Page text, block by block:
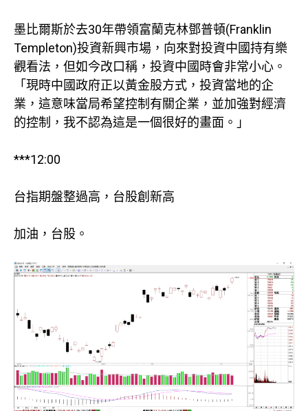
墨比爾斯於去30年帶領富蘭克林鄧普頓(Franklin
Templeton)投資新興市場，向來對投資中國持有樂
觀看法，但如今改口稱，投資中國時會非常小心。
「現時中國政府正以黃金股方式，投資當地的企
業，這意味當局希望控制有關企業，並加強對經濟
的控制，我不認為這是一個很好的畫面。」
***12:00
台指期盤整過高，台股創新高
加油，台股。